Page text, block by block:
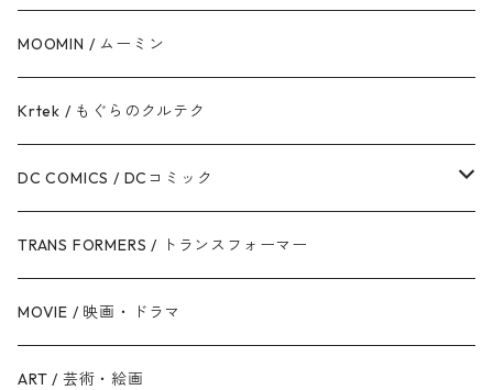
ドロイド
ボバ・フェット / マンダロリアン
ジェダイ・オーダー
銀河帝国 / ダークサイド
反乱同盟軍 / ライトサイド
スターウォーズ・シリーズ
スパイダーマン
アイアンマン
キャプテン・アメリカ
マイティ・ソー
ハルク
ブラック・ウィドウ
ディズニープリンセス
ディズニーヴィランズ
シンデレラ
美女と野獣
眠れる森の美女
リトル・マーメイド
トイ・ストーリー
モンスターズ・インク / ユニバーシティ
カーズ
ファインディング・ニモ / ドリー
Mr.インクレディブル
アーロと少年
MOOMIN / ムーミン
Krtek / もぐらのクルテク
DC COMICS / DCコミック
ジャスティス・リーグ
バットマン
スーパーマン
TRANS FORMERS / トランスフォーマー
MOVIE / 映画・ドラマ
ART / 芸術・絵画